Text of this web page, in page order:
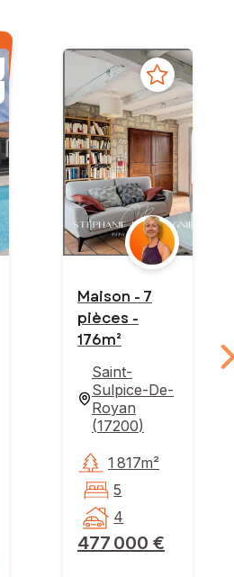
Maison - 7
pièces -
176m²
Saint-
Sulpice-De-
Royan
(17200)
477 000 €
1 817m²
5
4